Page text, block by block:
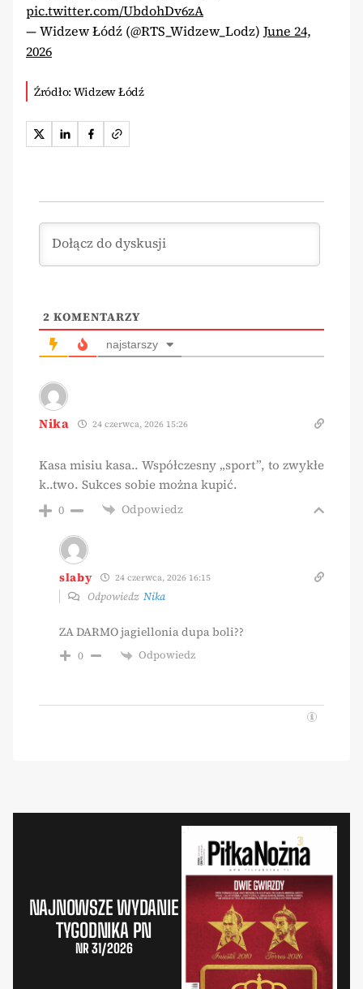
pic.twitter.com/UbdohDv6zA
— Widzew Łódź (@RTS_Widzew_Lodz) June 24,
2026
Źródło: Widzew Łódź
2 KOMENTARZY
najstarszy
Nika 24 czerwca, 2026 15:26
Kasa misiu kasa.. Współczesny „sport”, to zwykłe
k..two. Sukces sobie można kupić.
0 Odpowiedz
slaby 24 czerwca, 2026 16:15
Odpowiedz Nika
ZA DARMO jagiellonia dupa boli??
0 Odpowiedz
NAJNOWSZE WYDANIE
TYGODNIKA PN
NR 31/2026